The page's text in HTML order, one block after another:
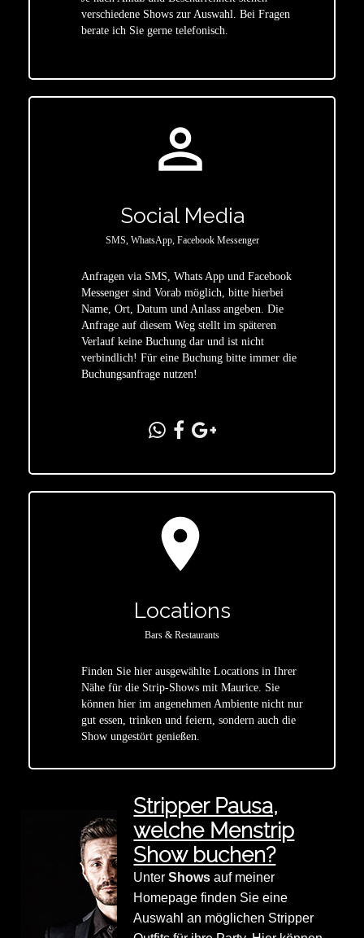
verschiedene Shows zur Auswahl. Bei Fragen
berate ich Sie gerne telefonisch.
person_outline
Social Media
SMS, WhatsApp, Facebook Messenger
Anfragen via SMS, Whats App und Facebook
Messenger sind Vorab möglich, bitte hierbei
Name, Ort, Datum und Anlass angeben. Die
Anfrage auf diesem Weg stellt im späteren
Verlauf keine Buchung dar und ist nicht
verbindlich! Für eine Buchung bitte immer die
Buchungsanfrage nutzen!
location_on
Locations
Bars & Restaurants
Finden Sie hier ausgewählte Locations in Ihrer
Nähe für die Strip-Shows mit Maurice. Sie
können hier im angenehmen Ambiente nicht nur
gut essen, trinken und feiern, sondern auch die
Show ungestört genießen.
Stripper Pausa,
welche Menstrip
Show buchen?
UnterShows auf meiner
Homepage finden Sie eine
Auswahl an möglichen Stripper